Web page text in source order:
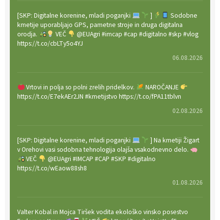
[SKP: Digitalne korenine, mladi poganjki ]
Sodobne
kmetije uporabljajo GPS, pametne stroje in druga digitalna
orodja.
VEČ
@EUAgri #imcap #cap #digitalno #skp #vlog
https://t.co/cbLTy5o4YJ
06.08.2026
Vrtovi in polja so polni zrelih pridelkov.
NAROČANJE
https://t.co/E7ekAEr2JN #kmetijstvo https://t.co/fPA11tblvn
02.08.2026
[SKP: Digitalne korenine, mladi poganjki
] Na kmetiji Žigart
v Orehovi vasi sodobna tehnologija olajša vsakodnevno delo.
VEČ
@EUAgri #IMCAP #CAP #SKP #digitalno
https://t.co/wEaow88sh8
01.08.2026
Valter Kobal in Mojca Tiršek vodita ekološko vinsko posestvo